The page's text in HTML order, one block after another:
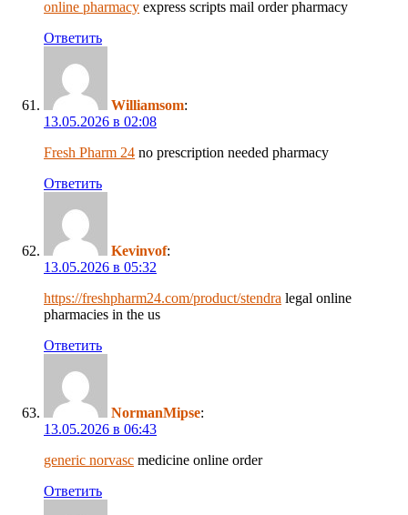
online pharmacy express scripts mail order pharmacy
Ответить
Williamsom:
13.05.2026 в 02:08
Fresh Pharm 24 no prescription needed pharmacy
Ответить
Kevinvof:
13.05.2026 в 05:32
https://freshpharm24.com/product/stendra legal online
pharmacies in the us
Ответить
NormanMipse:
13.05.2026 в 06:43
generic norvasc medicine online order
Ответить